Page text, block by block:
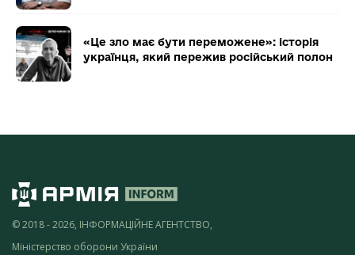
«Це зло має бути переможене»: історія
українця, який пережив російський полон
© 2018 - 2026, ІНФОРМАЦІЙНЕ АГЕНТСТВО,
Міністерство оборони України